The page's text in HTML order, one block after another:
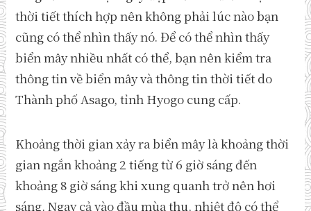
thời tiết thích hợp nên không phải lúc nào bạn
cũng có thể nhìn thấy nó. Để có thể nhìn thấy
biển mây nhiều nhất có thể, bạn nên kiểm tra
thông tin về biển mây và thông tin thời tiết do
Thành phố Asago, tỉnh Hyogo cung cấp.
Khoảng thời gian xảy ra biển mây là khoảng thời
gian ngắn khoảng 2 tiếng từ 6 giờ sáng đến
khoảng 8 giờ sáng khi xung quanh trở nên hơi
sáng. Ngay cả vào đầu mùa thu, nhiệt độ có thể